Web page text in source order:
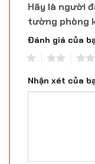
Hãy là người
tường phòng
Đánh giá của
Nhận xét của